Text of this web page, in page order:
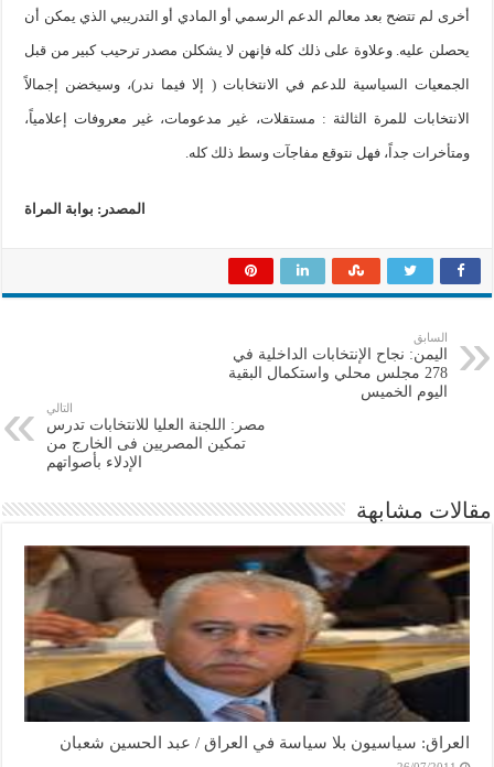
أخرى لم تتضح بعد معالم الدعم الرسمي أو المادي أو التدريبي الذي يمكن أن
يحصلن عليه. وعلاوة على ذلك كله فإنهن لا يشكلن مصدر ترحيب كبير من قبل
الجمعيات السياسية للدعم في الانتخابات ( إلا فيما ندر)، وسيخضن إجمالاً
الانتخابات للمرة الثالثة : مستقلات، غير مدعومات، غير معروفات إعلامياً،
ومتأخرات جداً، فهل نتوقع مفاجآت وسط ذلك كله.
المصدر: بوابة المراة
السابق
اليمن: نجاح الإنتخابات الداخلية في
278 مجلس محلي واستكمال البقية
اليوم الخميس
التالي
مصر: اللجنة العليا للانتخابات تدرس
تمكين المصريين فى الخارج من
الإدلاء بأصواتهم
مقالات مشابهة
العراق: سياسيون بلا سياسة في العراق / عبد الحسين شعبان